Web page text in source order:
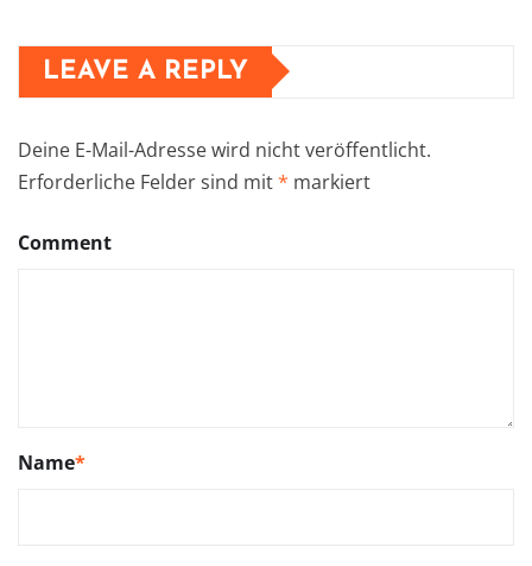
LEAVE A REPLY
Deine E-Mail-Adresse wird nicht veröffentlicht.
Erforderliche Felder sind mit* markiert
Comment
Name*